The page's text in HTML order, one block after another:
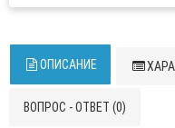
ОПИСАНИЕ
ВОПРОС - ОТВЕТ (0)